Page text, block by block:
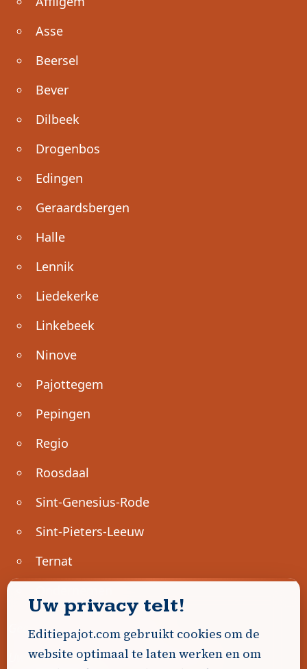
Asse
Beersel
Bever
Dilbeek
Drogenbos
Edingen
Geraardsbergen
Halle
Lennik
Liedekerke
Linkebeek
Ninove
Pajottegem
Pepingen
Regio
Roosdaal
Sint-Genesius-Rode
Sint-Pieters-Leeuw
Ternat
Geen advertenties gevonden.
Uw advertentie hier? Contacteer ons!
Uw privacy telt!
Editiepajot.com gebruikt cookies om de
website optimaal te laten werken en om